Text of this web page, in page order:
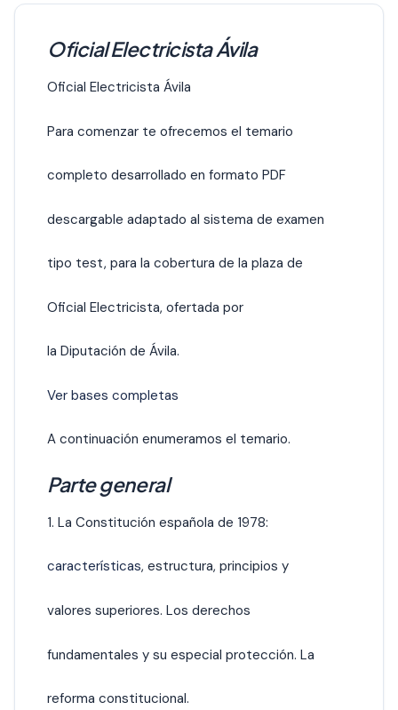
Oficial Electricista Ávila
Oficial Electricista Ávila
Para comenzar te ofrecemos el temario
completo desarrollado en formato PDF
descargable adaptado al sistema de examen
tipo test, para la cobertura de la plaza de
Oficial Electricista, ofertada por
la Diputación de Ávila.
Ver bases completas
A continuación enumeramos el temario.
Parte general
1. La Constitución española de 1978:
características, estructura, principios y
valores superiores. Los derechos
fundamentales y su especial protección. La
reforma constitucional.